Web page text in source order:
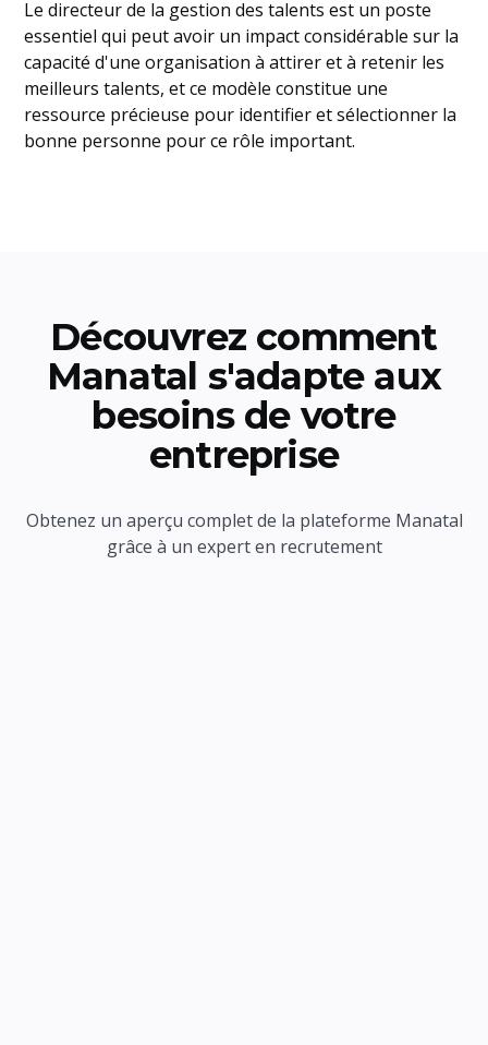
Le directeur de la gestion des talents est un poste
essentiel qui peut avoir un impact considérable sur la
capacité d'une organisation à attirer et à retenir les
meilleurs talents, et ce modèle constitue une
ressource précieuse pour identifier et sélectionner la
bonne personne pour ce rôle important.
Découvrez comment
Manatal s'adapte aux
besoins de votre
entreprise
Obtenez un aperçu complet de la plateforme Manatal
grâce à un expert en recrutement